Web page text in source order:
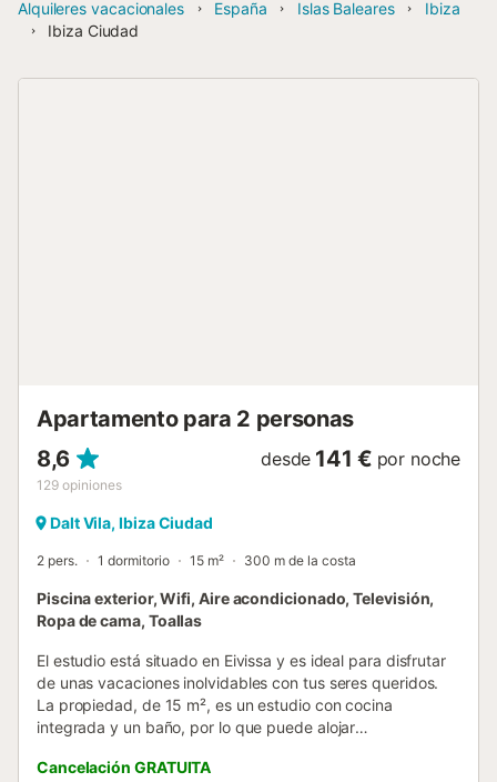
Alquileres vacacionales España Islas Baleares
Ibiza
Ibiza Ciudad
Apartamento para 2 personas
8,6
129 opiniones
desde 141 € por noche
Dalt Vila, Ibiza Ciudad
2 pers. 1 dormitorio 15 m² 300 m de la costa
Piscina exterior, Wifi, Aire acondicionado, Televisión,
Ropa de cama, Toallas
El estudio está situado en Eivissa y es ideal para disfrutar
de unas vacaciones inolvidables con tus seres queridos.
La propiedad, de 15 m², es un estudio con cocina
integrada y un baño, por lo que puede alojar
se incluyen Wi-Fi, televisión y aire acondicionado. El
Cancelación GRATUITA